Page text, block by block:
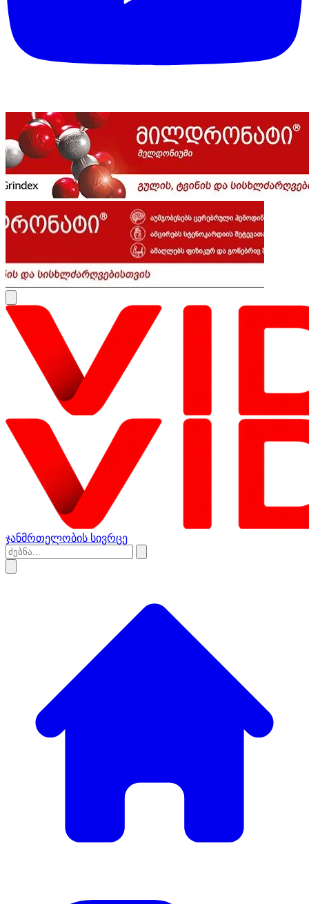
ჯანმრთელობის სივრცე